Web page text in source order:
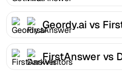
Geordy.ai vs
FirstAnswer vs